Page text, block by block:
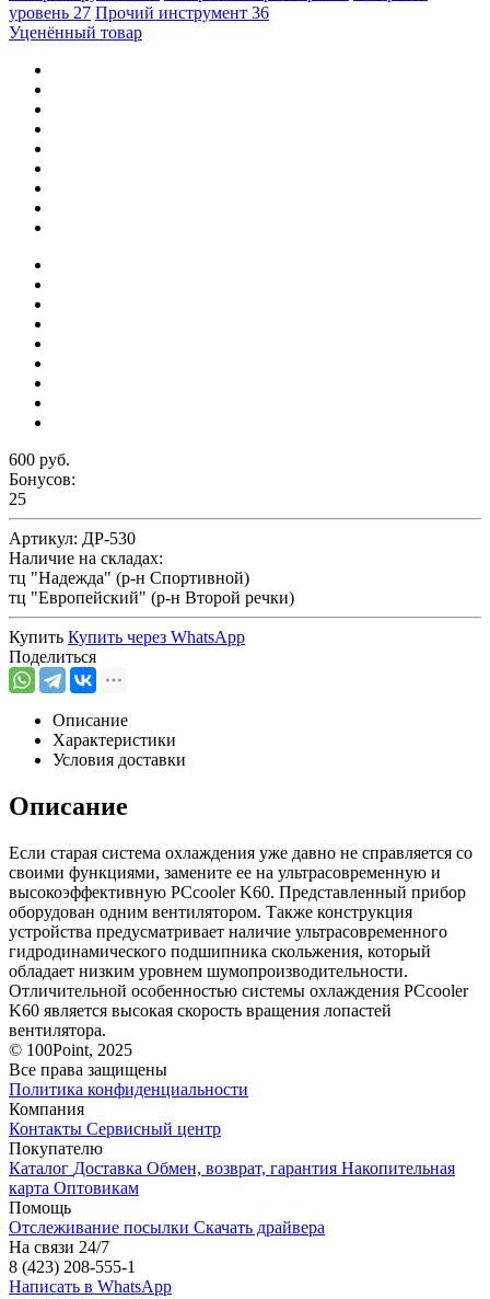
уровень 27 Прочий инструмент 36
Уценённый товар
600 руб.
Бонусов:
25
Артикул: ДР-530
Наличие на складах:
тц "Надежда" (р-н Спортивной)
тц "Европейский" (р-н Второй речки)
Купить Купить через WhatsApp
Поделиться
Описание
Характеристики
Условия доставки
Описание
Если старая система охлаждения уже давно не справляется со
своими функциями, замените ее на ультрасовременную и
высокоэффективную PCcooler K60. Представленный прибор
оборудован одним вентилятором. Также конструкция
устройства предусматривает наличие ультрасовременного
гидродинамического подшипника скольжения, который
обладает низким уровнем шумопроизводительности.
Отличительной особенностью системы охлаждения PCcooler
K60 является высокая скорость вращения лопастей
вентилятора.
© 100Point, 2025
Все права защищены
Политика конфиденциальности
Компания
Контакты Сервисный центр
Покупателю
Каталог Доставка Обмен, возврат, гарантия Накопительная
карта Оптовикам
Помощь
Отслеживание посылки Скачать драйвера
На связи 24/7
8 (423) 208-555-1
Написать в WhatsApp